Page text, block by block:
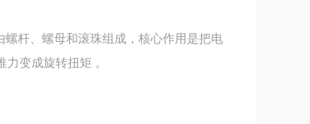
杆、螺母和滚珠组成，核心作用是把电
变成旋转扭矩 。